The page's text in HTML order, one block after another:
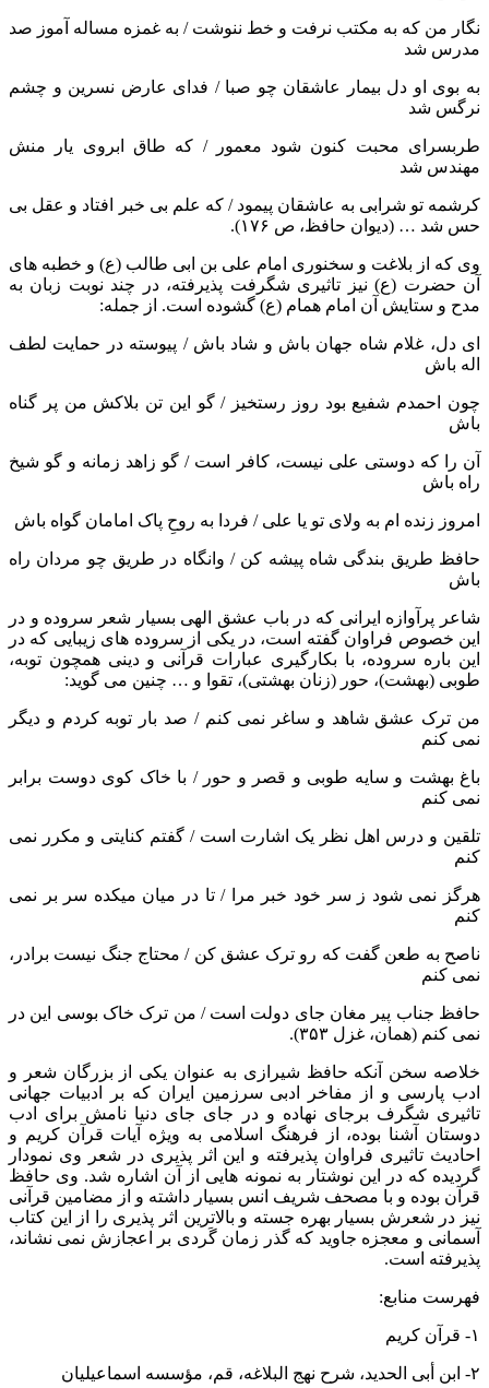
نگار من که به مکتب نرفت و خط ننوشت / به غمزه مساله آموز صد
مدرس شد
به بوی او دل بیمار عاشقان چو صبا / فدای عارض نسرین و چشم
نرگس شد
طربسرای محبت کنون شود معمور / که طاق ابروی یار منش
مهندس شد
کرشمه تو شرابی به عاشقان پیمود / که علم بی خبر افتاد و عقل بی
حس شد … (دیوان حافظ، ص ۱۷۶).
وی که از بلاغت و سخنوری امام علی بن ابی طالب (ع) و خطبه های
آن حضرت (ع) نیز تاثیری شگرفت پذیرفته، در چند نوبت زبان به
مدح و ستایش آن امام همام (ع) گشوده است. از جمله:
ای دل، غلام شاه جهان باش و شاد باش / پیوسته در حمایت لطف
اله باش
چون احمدم شفیع بود روز رستخیز / گو این تن بلاکش من پر گناه
باش
آن را که دوستی علی نیست، کافر است / گو زاهد زمانه و گو شیخ
راه باش
امروز زنده ام به ولای تو یا علی / فردا به روحِ پاک امامان گواه باش
حافظ طریق بندگی شاه پیشه کن / وانگاه در طریق چو مردان راه
باش
شاعر پرآوازه ایرانی که در باب عشق الهی بسیار شعر سروده و در
این خصوص فراوان گفته است، در یکی از سروده های زیبایی که در
این باره سروده، با بکارگیری عبارات قرآنی و دینی همچون توبه،
طوبی (بهشت)، حور (زنان بهشتی)، تقوا و … چنین می گوید:
من ترک عشق شاهد و ساغر نمی کنم / صد بار توبه کردم و دیگر
نمی کنم
باغ بهشت و سایه طوبی و قصر و حور / با خاک کوی دوست برابر
نمی کنم
تلقین و درس اهل نظر یک اشارت است / گفتم کنایتی و مکرر نمی
کنم
هرگز نمی شود ز سر خود خبر مرا / تا در میان میکده سر بر نمی
کنم
ناصح به طعن گفت که رو ترک عشق کن / محتاج جنگ نیست برادر،
نمی کنم
حافظ جناب پیر مغان جای دولت است / من ترک خاک بوسی این در
نمی کنم (همان، غزل ۳۵۳).
خلاصه سخن آنکه حافظ شیرازی به عنوان یکی از بزرگان شعر و
ادب پارسی و از مفاخر ادبی سرزمین ایران که بر ادبیات جهانی
تاثیری شگرف برجای نهاده و در جای جای دنیا نامش برای ادب
دوستان آشنا بوده، از فرهنگ اسلامی به ویژه آیات قرآن کریم و
احادیث تاثیری فراوان پذیرفته و این اثر پذیری در شعر وی نمودار
گردیده که در این نوشتار به نمونه هایی از آن اشاره شد. وی حافظ
قرآن بوده و با مصحف شریف انس بسیار داشته و از مضامین قرآنی
نیز در شعرش بسیار بهره جسته و بالاترین اثر پذیری را از این کتاب
آسمانی و معجزه جاوید که گذر زمان گَردی بر اعجازش نمی نشاند،
پذیرفته است.
فهرست منابع:
۱- قرآن کریم
۲- ابن أبی الحدید، شرح نهج البلاغه، قم، مؤسسه اسماعیلیان